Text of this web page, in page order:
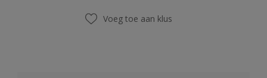
Voeg toe aan klus